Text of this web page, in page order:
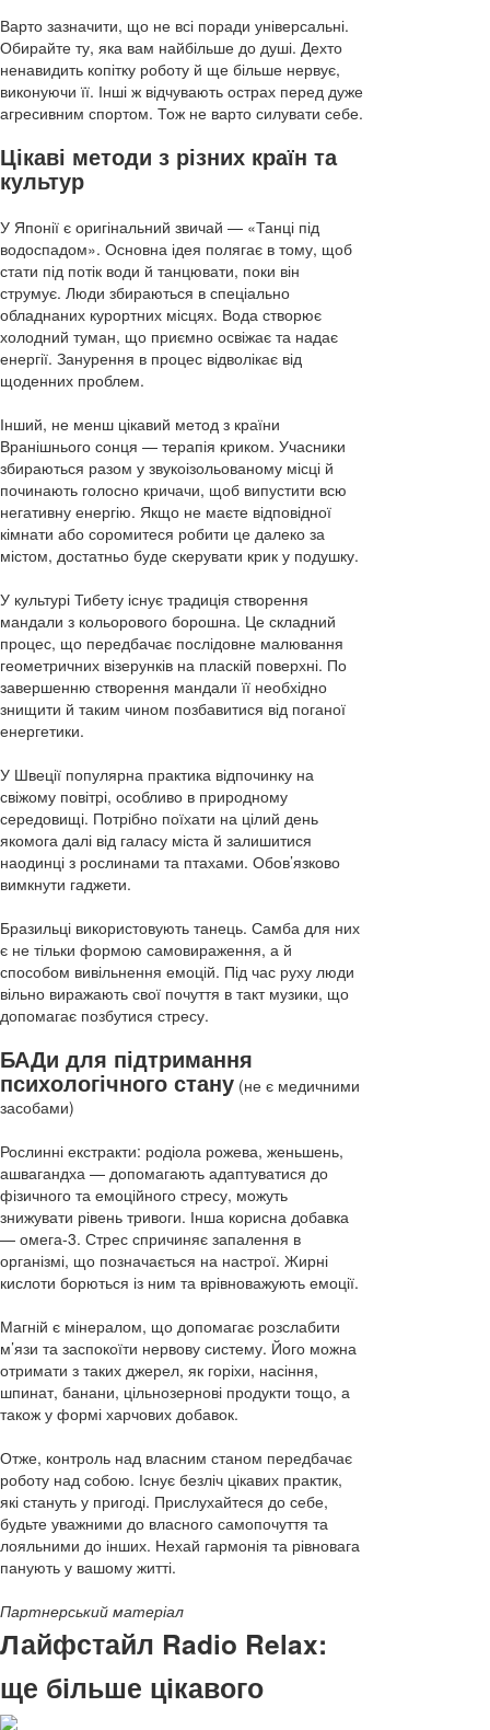
Варто зазначити, що не всі поради універсальні.
Обирайте ту, яка вам найбільше до душі. Дехто
ненавидить копітку роботу й ще більше нервує,
виконуючи її. Інші ж відчувають острах перед дуже
агресивним спортом. Тож не варто силувати себе.
Цікаві методи з різних країн та
культур
У Японії є оригінальний звичай — «Танці під
водоспадом». Основна ідея полягає в тому, щоб
стати під потік води й танцювати, поки він
струмує. Люди збираються в спеціально
обладнаних курортних місцях. Вода створює
холодний туман, що приємно освіжає та надає
енергії. Занурення в процес відволікає від
щоденних проблем.
Інший, не менш цікавий метод з країни
Вранішнього сонця — терапія криком. Учасники
збираються разом у звукоізольованому місці й
починають голосно кричачи, щоб випустити всю
негативну енергію. Якщо не маєте відповідної
кімнати або соромитеся робити це далеко за
містом, достатньо буде скерувати крик у подушку.
У культурі Тибету існує традиція створення
мандали з кольорового борошна. Це складний
процес, що передбачає послідовне малювання
геометричних візерунків на пласкій поверхні. По
завершенню створення мандали її необхідно
знищити й таким чином позбавитися від поганої
енергетики.
У Швеції популярна практика відпочинку на
свіжому повітрі, особливо в природному
середовищі. Потрібно поїхати на цілий день
якомога далі від галасу міста й залишитися
наодинці з рослинами та птахами. Обов’язково
вимкнути гаджети.
Бразильці використовують танець. Самба для них
є не тільки формою самовираження, а й
способом вивільнення емоцій. Під час руху люди
вільно виражають свої почуття в такт музики, що
допомагає позбутися стресу.
БАДи для підтримання
психологічного стану (не є медичними
засобами)
Рослинні екстракти: родіола рожева, женьшень,
ашвагандха — допомагають адаптуватися до
фізичного та емоційного стресу, можуть
знижувати рівень тривоги. Інша корисна добавка
— омега-3. Стрес спричиняє запалення в
організмі, що позначається на настрої. Жирні
кислоти борються із ним та врівноважують емоції.
Магній є мінералом, що допомагає розслабити
м’язи та заспокоїти нервову систему. Його можна
отримати з таких джерел, як горіхи, насіння,
шпинат, банани, цільнозернові продукти тощо, а
також у формі харчових добавок.
Отже, контроль над власним станом передбачає
роботу над собою. Існує безліч цікавих практик,
які стануть у пригоді. Прислухайтеся до себе,
будьте уважними до власного самопочуття та
лояльними до інших. Нехай гармонія та рівновага
панують у вашому житті.
Партнерський матеріал
Лайфстайл Radio Relax:
ще більше цікавого